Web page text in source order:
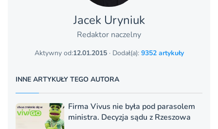
Jacek Uryniuk
Redaktor naczelny
Aktywny od:12.01.2015· Dodał(a): 9352 artykuły
INNE ARTYKUŁY TEGO AUTORA
Firma Vivus nie była pod parasolem
ministra. Decyzja sądu z Rzeszowa